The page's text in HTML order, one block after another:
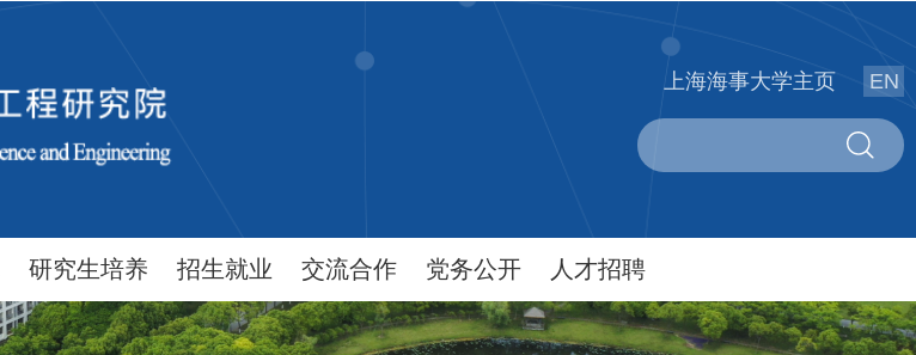
上海海事大学主页 EN
研究生培养 招生就业 交流合作 党务公开 人才招聘